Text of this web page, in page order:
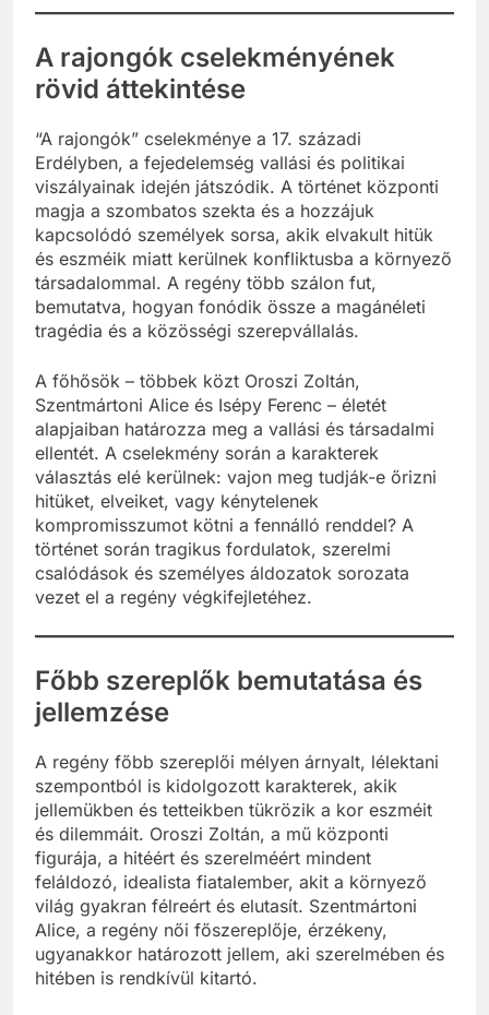
A rajongók cselekményének
rövid áttekintése
“A rajongók” cselekménye a 17. századi
Erdélyben, a fejedelemség vallási és politikai
viszályainak idején játszódik. A történet központi
magja a szombatos szekta és a hozzájuk
kapcsolódó személyek sorsa, akik elvakult hitük
és eszméik miatt kerülnek konfliktusba a környező
társadalommal. A regény több szálon fut,
bemutatva, hogyan fonódik össze a magánéleti
tragédia és a közösségi szerepvállalás.
A főhősök – többek közt Oroszi Zoltán,
Szentmártoni Alice és Isépy Ferenc – életét
alapjaiban határozza meg a vallási és társadalmi
ellentét. A cselekmény során a karakterek
választás elé kerülnek: vajon meg tudják-e őrizni
hitüket, elveiket, vagy kénytelenek
kompromisszumot kötni a fennálló renddel? A
történet során tragikus fordulatok, szerelmi
csalódások és személyes áldozatok sorozata
vezet el a regény végkifejletéhez.
Főbb szereplők bemutatása és
jellemzése
A regény főbb szereplői mélyen árnyalt, lélektani
szempontból is kidolgozott karakterek, akik
jellemükben és tetteikben tükrözik a kor eszméit
és dilemmáit. Oroszi Zoltán, a mű központi
figurája, a hitéért és szerelméért mindent
feláldozó, idealista fiatalember, akit a környező
világ gyakran félreért és elutasít. Szentmártoni
Alice, a regény női főszereplője, érzékeny,
ugyanakkor határozott jellem, aki szerelmében és
hitében is rendkívül kitartó.